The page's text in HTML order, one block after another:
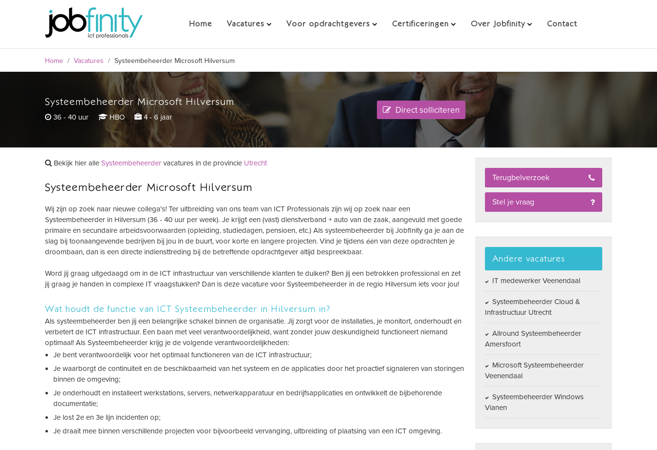
Home Vacatures Voor opdrachtgevers Certificeringen Over Jobfinity Contact
Home / Vacatures / Systeembeheerder Microsoft Hilversum
formulier
Systeembeheerder Microsoft Hilversum
36 - 40 uur HBO 4 - 6 jaar
Direct solliciteren
Bekijk hier alle Systeembeheerder vacatures in de provincie Utrecht
Systeembeheerder Microsoft Hilversum
Wij zijn op zoek naar nieuwe collega's! Ter uitbreiding van ons team van ICT Professionals zijn wij op zoek naar een
Systeembeheerder in Hilversum (36 - 40 uur per week). Je krijgt een (vast) dienstverband + auto van de zaak, aangevuld met goede
primaire en secundaire arbeidsvoorwaarden (opleiding, studiedagen, pensioen, etc.) Als systeembeheerder bij Jobfinity ga je aan de
slag bij toonaangevende bedrijven bij jou in de buurt, voor korte en langere projecten. Vind je tijdens één van deze opdrachten je
droombaan, dan is een directe indiensttreding bij de betreffende opdrachtgever altijd bespreekbaar.
Word jij graag uitgedaagd om in de ICT infrastructuur van verschillende klanten te duiken? Ben jij een betrokken professional en zet
jij graag je handen in complexe IT vraagstukken? Dan is deze vacature voor Systeembeheerder in de regio Hilversum iets voor jou!
Wat houdt de functie van ICT Systeembeheerder in Hilversum in?
Als systeembeheerder ben jij een belangrijke schakel binnen de organisatie. Jij zorgt voor de installaties, je monitort, onderhoudt én
verbetert de ICT infrastructuur. Een baan met veel verantwoordelijkheid, want zonder jouw deskundigheid functioneert niemand
optimaal! Als Systeembeheerder krijg je de volgende verantwoordelijkheden:
Je bent verantwoordelijk voor het optimaal functioneren van de ICT infrastructuur;
Je waarborgt de continuïteit en de beschikbaarheid van het systeem en de applicaties door het proactief signaleren van storingen
binnen de omgeving;
Je onderhoudt en installeert werkstations, servers, netwerkapparatuur en bedrijfsapplicaties en ontwikkelt de bijbehorende
documentatie;
Je lost 2e en 3e lijn incidenten op;
Je draait mee binnen verschillende projecten voor bijvoorbeeld vervanging, uitbreiding of plaatsing van een ICT omgeving.
Terugbelverzoek
Stel je vraag
Andere vacatures
IT medewerker Veenendaal
Systeembeheerder Cloud &
Infrastructuur Utrecht
Allround Systeembeheerder
Amersfoort
Microsoft Systeembeheerder
Veenendaal
Systeembeheerder Windows
Vianen
Systeembeheerder Microsoft Hilversum
36 - 40 uur HBO
Direct solliciteren